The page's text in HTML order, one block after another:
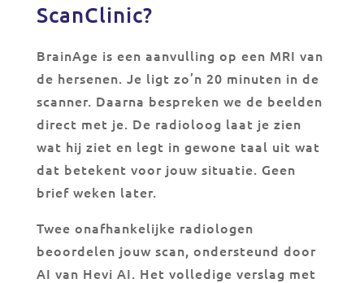
ScanClinic?
BrainAge is een aanvulling op een MRI van
de hersenen. Je ligt zo’n 20 minuten in de
scanner. Daarna bespreken we de beelden
direct met je. De radioloog laat je zien
wat hij ziet en legt in gewone taal uit wat
dat betekent voor jouw situatie. Geen
brief weken later.
Twee onafhankelijke radiologen
beoordelen jouw scan, ondersteund door
AI van Hevi AI. Het volledige verslag met